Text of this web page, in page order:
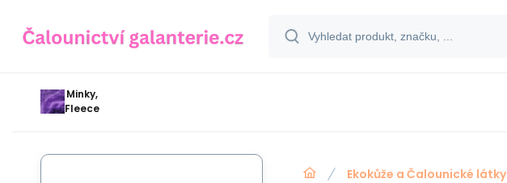
Minky,
Fleece
Ekokůže a Čalounické látky